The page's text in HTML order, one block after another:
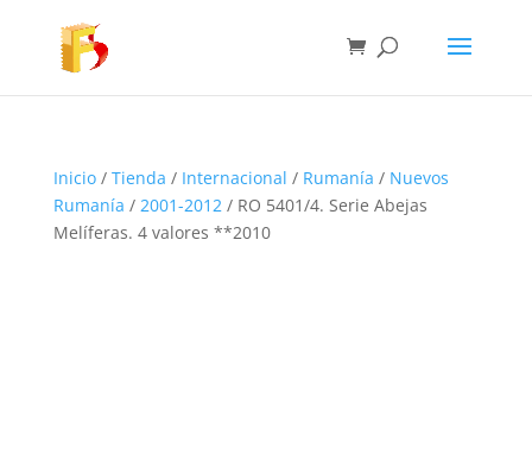
Inicio/ Tienda / Internacional / Rumanía / Nuevos
Rumanía / 2001-2012/ RO 5401/4. Serie Abejas
Melíferas. 4 valores **2010